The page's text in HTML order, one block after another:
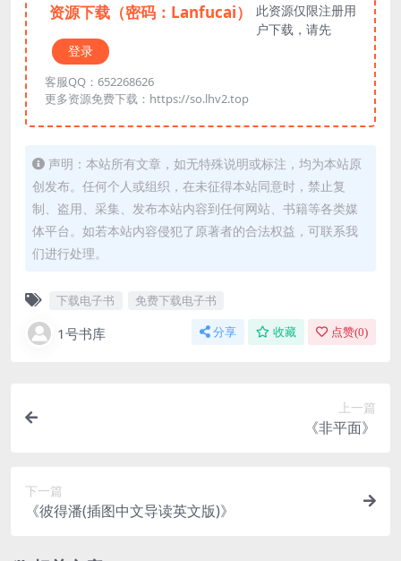
资源下载（密码：Lanfucai）
此资源仅限注册用
户下载，请先
登录
客服QQ：652268626
更多资源免费下载：https://so.lhv2.top
声明：本站所有文章，如无特殊说明或标注，均为本站原
创发布。任何个人或组织，在未征得本站同意时，禁止复
制、盗用、采集、发布本站内容到任何网站、书籍等各类媒
体平台。如若本站内容侵犯了原著者的合法权益，可联系我
们进行处理。
下载电子书 免费下载电子书
1号书库 分享 收藏 点赞(0)
上一篇
《非平面》
下一篇
《彼得潘(插图中文导读英文版)》